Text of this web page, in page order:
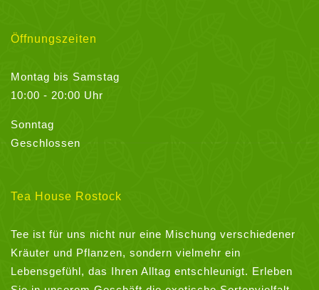
Öffnungszeiten
Montag bis Samstag
10:00 - 20:00 Uhr
Sonntag
Geschlossen
Tea House Rostock
Tee ist für uns nicht nur eine Mischung verschiedener
Kräuter und Pflanzen, sondern vielmehr ein
Lebensgefühl, das Ihren Alltag entschleunigt. Erleben